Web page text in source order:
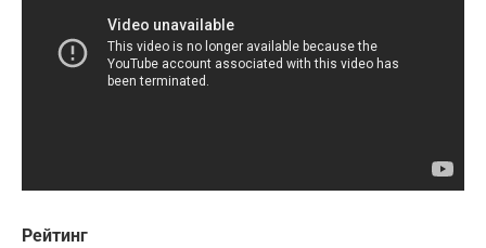
Рейтинг